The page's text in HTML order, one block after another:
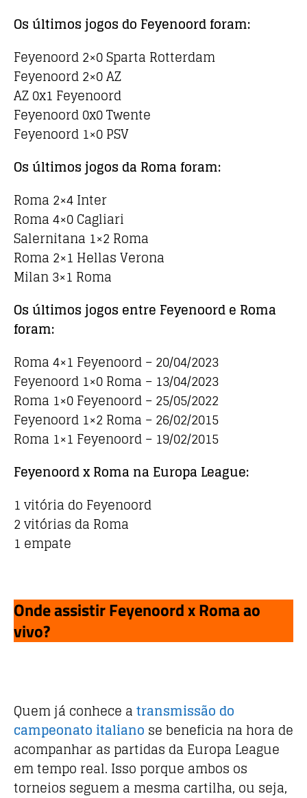
Os últimos jogos do Feyenoord foram:
Feyenoord 2×0 Sparta Rotterdam
Feyenoord 2×0 AZ
AZ 0x1 Feyenoord
Feyenoord 0x0 Twente
Feyenoord 1×0 PSV
Os últimos jogos da Roma foram:
Roma 2×4 Inter
Roma 4×0 Cagliari
Salernitana 1×2 Roma
Roma 2×1 Hellas Verona
Milan 3×1 Roma
Os últimos jogos entre Feyenoord e Roma
foram:
Roma 4×1 Feyenoord – 20/04/2023
Feyenoord 1×0 Roma – 13/04/2023
Roma 1×0 Feyenoord – 25/05/2022
Feyenoord 1×2 Roma – 26/02/2015
Roma 1×1 Feyenoord – 19/02/2015
Feyenoord x Roma na Europa League:
1 vitória do Feyenoord
2 vitórias da Roma
1 empate
Onde assistir Feyenoord x Roma ao
vivo?
Quem já conhece atransmissão do
campeonato italiano se beneficia na hora de
acompanhar as partidas da Europa League
em tempo real. Isso porque ambos os
torneios seguem a mesma cartilha, ou seja,